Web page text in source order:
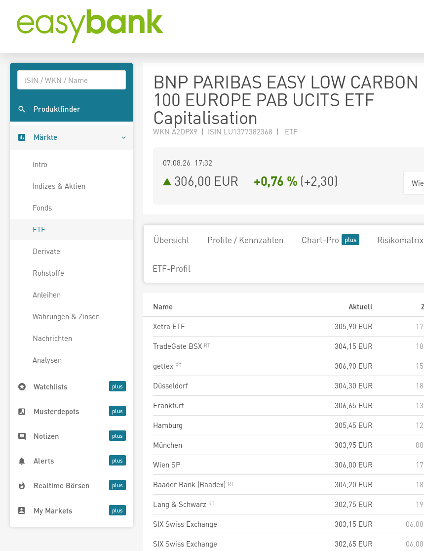
Produktfinder
Märkte
Intro
Indizes & Aktien
Fonds
ETF
Derivate
Rohstoffe
Anleihen
Währungen & Zinsen
Nachrichten
Analysen
Watchlists
Musterdepots
Notizen
Alerts
Realtime Börsen
My Markets
BNP PARIBAS EASY LOW CARBON
100 EUROPE PAB UCITS ETF
Capitalisation
WKN A2DPX9 | ISIN LU1377382368 | ETF
07.08.26 17:32
306,00 EUR +0,76 % (+2,30)
Übersicht Profile / Kennzahlen Chart-Pro Risikomatrix
ETF-Profil
Name Aktuell
Xetra ETF
305,90 EUR
TradeGate BSX
304,15 EUR
gettex
306,90 EUR
Düsseldorf
304,30 EUR
Frankfurt
306,65 EUR
Hamburg
305,45 EUR
München
303,95 EUR
Wien SP
306,00 EUR
Baader Bank (Baadex)
304,20 EUR
Lang & Schwarz
302,75 EUR
SIX Swiss Exchange
303,15 EUR
SIX Swiss Exchange
302,65 EUR